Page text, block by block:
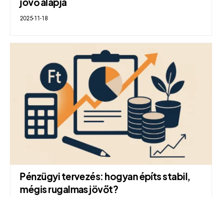
2025-11-18
Pénzügyi tervezés: hogyan építs stabil,
mégis rugalmas jövőt?